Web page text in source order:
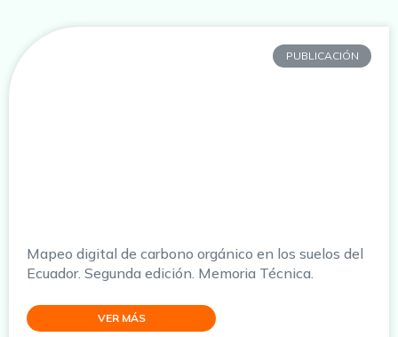
PUBLICACIÓN
Mapeo digital de carbono orgánico en los suelos del
Ecuador. Segunda edición. Memoria Técnica.
VER MÁS